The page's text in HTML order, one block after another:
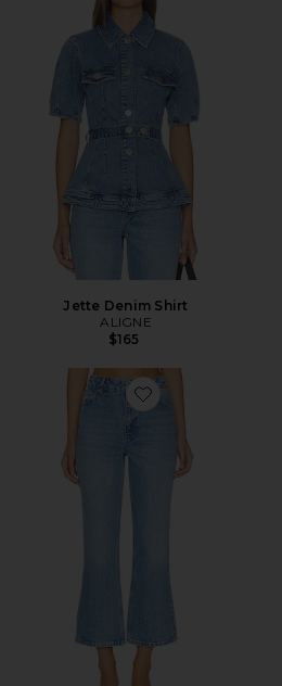
Jette Denim Shirt
ALIGNE
$165
Favorite Kick Flare Jean